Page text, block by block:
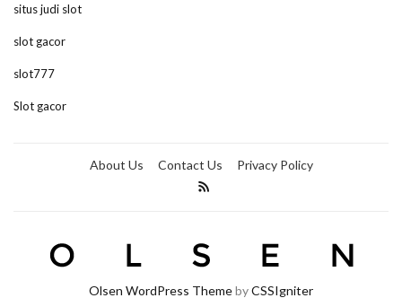
situs judi slot
slot gacor
slot777
Slot gacor
About Us Contact Us Privacy Policy
Olsen WordPress ThemebyCSSIgniter